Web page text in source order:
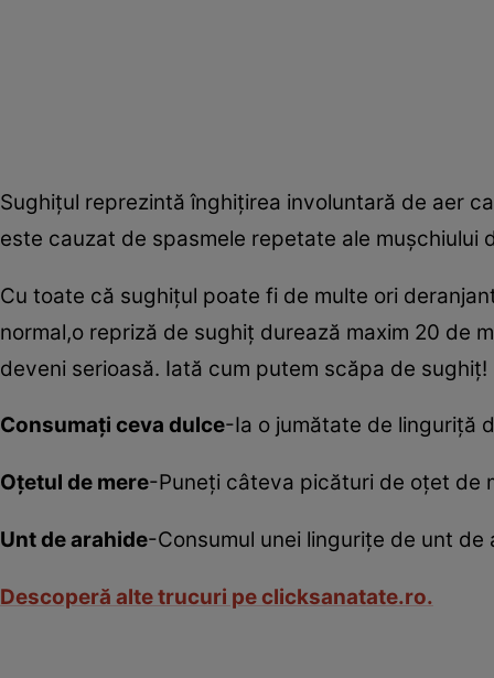
Sughiţul reprezintă înghiţirea involuntară de aer
este cauzat de spasmele repetate ale
Cu toate că sughiţul poate fi de multe ori
normal,o repriză de sughiţ durează maxim 20 de
deveni serioasă. Iată cum putem scăpa de sughiţ!
Consumaţi ceva dulce-Ia o jumătate de linguriţă
Oţetul de mere-Puneţi câteva picături de oţet de
Unt de arahide-Consumul unei linguriţe de unt
Descoperă alte trucuri pe clicksanatate.ro.